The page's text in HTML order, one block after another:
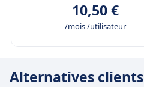
10,50 €
/mois /utilisateur
Alternatives clients